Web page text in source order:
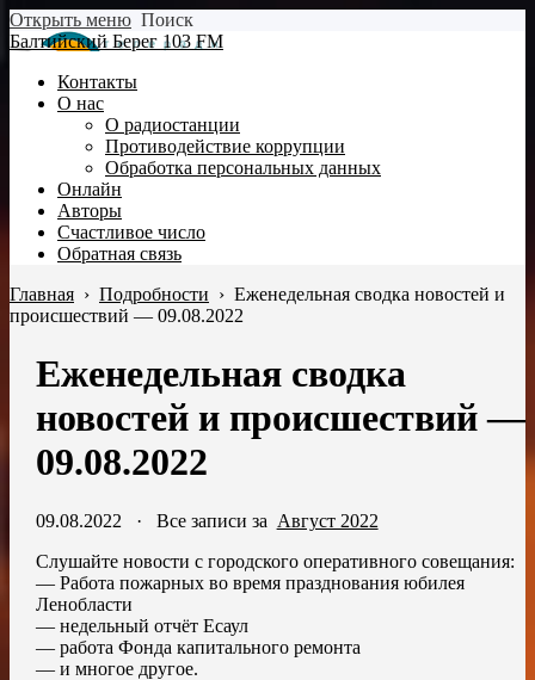
Открыть меню Поиск
Балтийский Берег 103 FM
Контакты
О нас
О радиостанции
Противодействие коррупции
Обработка персональных данных
Онлайн
Авторы
Счастливое число
Обратная связь
Главная › Подробности › Еженедельная сводка новостей и
происшествий — 09.08.2022
Еженедельная сводка
новостей и происшествий —
09.08.2022
09.08.2022 · Все записи за Август 2022
Cлушайте новости с городского оперативного совещания:
— Работа пожарных во время празднования юбилея
Ленобласти
— недельный отчёт Есаул
— работа Фонда капитального ремонта
— и многое другое.